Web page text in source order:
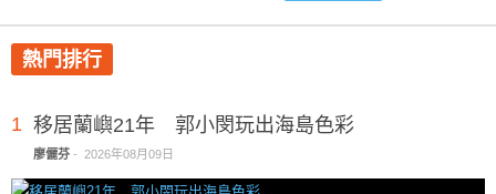
熱門排行
1 移居蘭嶼21年 郭小閔玩出海島色彩
廖儷芬 - 2026年08月09日